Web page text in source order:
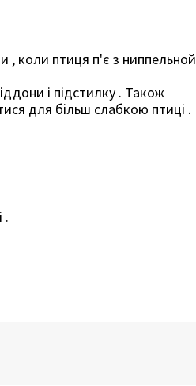
, коли птиця п'є з ниппельной
і підстилку . Також
для більш слабкою птиці .
.